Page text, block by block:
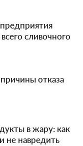
сливочного
отказа
в жару: как
не навредить